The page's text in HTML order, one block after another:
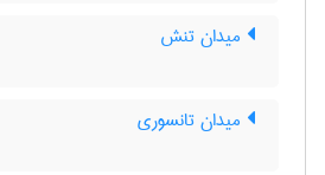
میدان تنش
میدان تانسوری